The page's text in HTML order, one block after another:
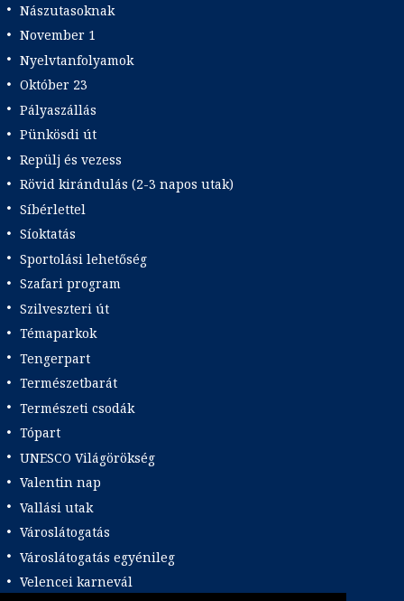
Nászutasoknak
November 1
Nyelvtanfolyamok
Október 23
Pályaszállás
Pünkösdi út
Repülj és vezess
Rövid kirándulás (2-3 napos utak)
Síbérlettel
Síoktatás
Sportolási lehetőség
Szafari program
Szilveszteri út
Témaparkok
Tengerpart
Természetbarát
Természeti csodák
Tópart
UNESCO Világörökség
Valentin nap
Vallási utak
Városlátogatás
Városlátogatás egyénileg
Velencei karnevál